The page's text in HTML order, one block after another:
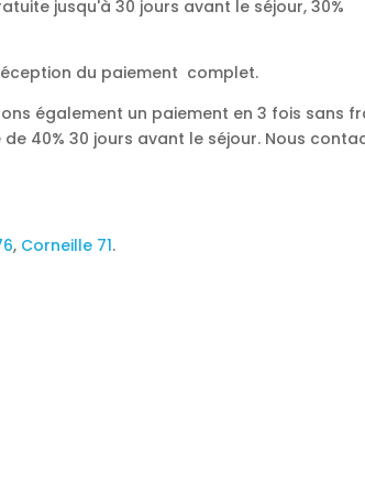
jusqu'à 30 jours avant le séjour, 30%
du paiement complet.
également un paiement en 3 fois sans
40% 30 jours avant le séjour. Nous
, Corneille 71.